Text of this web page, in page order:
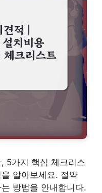
5가지 핵심 체크리스
알아보세요. 절약
방법을 안내합니다.